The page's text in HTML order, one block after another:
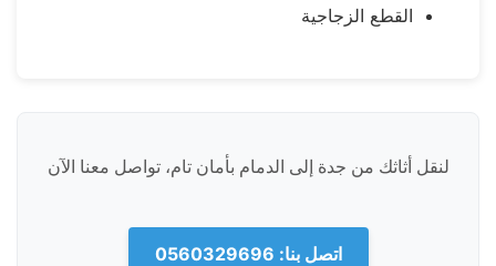
القطع الزجاجية
لنقل أثاثك من جدة إلى الدمام بأمان تام، تواصل معنا الآن
اتصل بنا: 0560329696